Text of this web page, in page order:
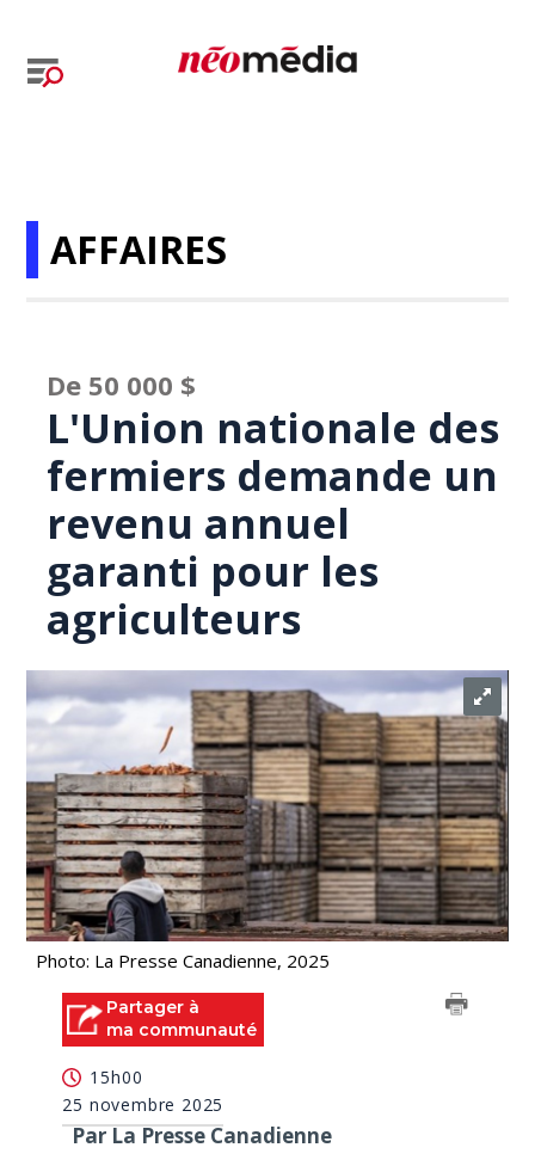
AFFAIRES
De 50 000 $
L'Union nationale des
fermiers demande un
revenu annuel
garanti pour les
agriculteurs
Photo: La Presse Canadienne, 2025
Partager à
ma communauté
15h00
25 novembre 2025
Par La Presse Canadienne